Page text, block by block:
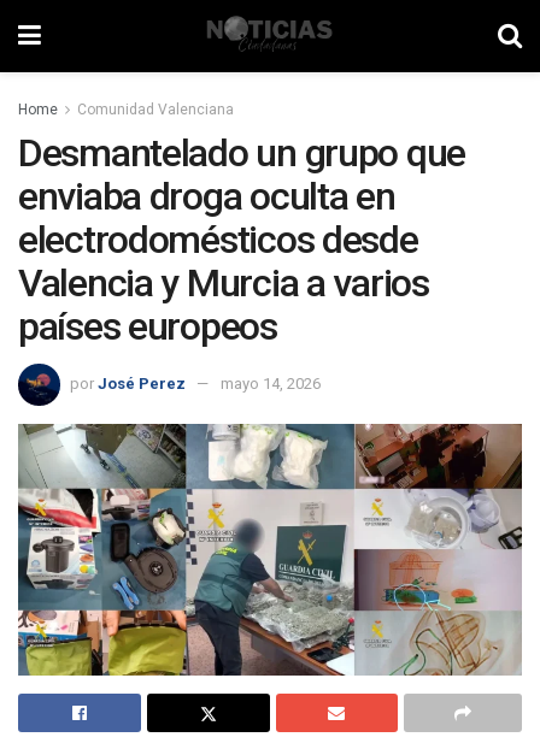
Home Comunidad Valenciana
Desmantelado un grupo que
enviaba droga oculta en
electrodomésticos desde
Valencia y Murcia a varios
países europeos
por José Perez mayo 14, 2026